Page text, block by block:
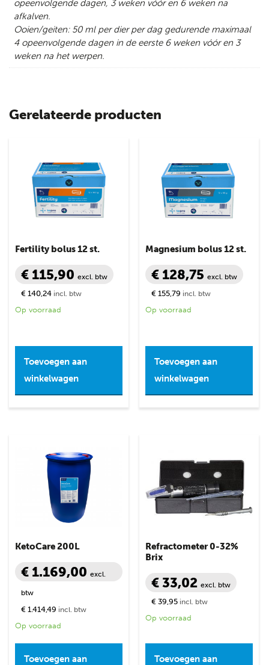
opeenvolgende dagen, 3 weken vóór en 6 weken na
afkalven.
Ooien/geiten: 50 ml per dier per dag gedurende maximaal
4 opeenvolgende dagen in de eerste 6 weken vóór en 3
weken na het werpen.
Gerelateerde producten
Fertility bolus 12 st.
€ 115,90 excl. btw
€ 140,24 incl. btw
Op voorraad
Toevoegen aan
winkelwagen
Magnesium bolus 12 st.
€ 128,75excl. btw
€ 155,79 incl. btw
Op voorraad
Toevoegen aan
winkelwagen
KetoCare 200L
€ 1.169,00 excl.
btw
€ 1.414,49 incl. btw
Op voorraad
Toevoegen aan
Refractometer 0-32%
Brix
€ 33,02excl. btw
€ 39,95 incl. btw
Op voorraad
Toevoegen aan